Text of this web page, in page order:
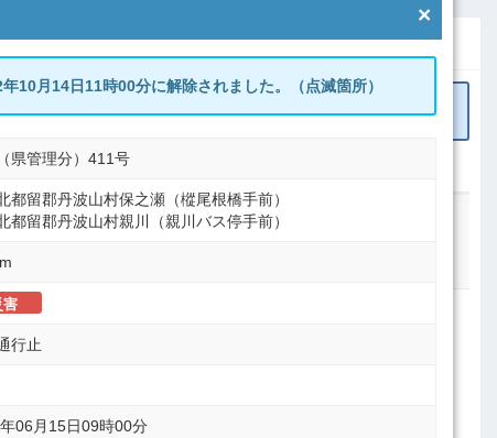
リセット
区分
合う規制情報は見つかりませんでした
×
10月14日11時00分に解除されました。（点滅箇所）
県管理分）411号
都留郡丹波山村保之瀬（樅尾根橋手前）
都留郡丹波山村親川（親川バス停手前）
害
行止
06月15日09時00分